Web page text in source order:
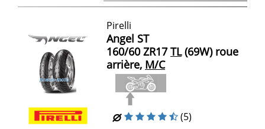
Pirelli
Angel ST
160/60 ZR17 TL(69W) roue
arrière, M/C
(5)